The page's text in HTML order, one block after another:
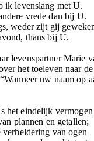
ik levenslang met U.
vrede dan bij U.
weder zijt gij
thans bij U.
levenspartner Marie
het toeleven naar
uw naam op
het eindelijk vermogen
plannen en getallen;
van ogen